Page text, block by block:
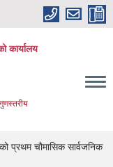
कार्यालय
प्रथम चौमासिक सार्वजनिक